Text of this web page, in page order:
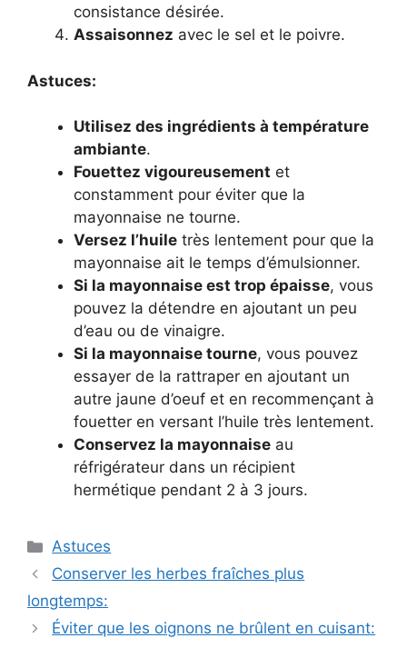
consistance désirée.
Assaisonnez avec le sel et le poivre.
Astuces:
Utilisez des ingrédients à température
ambiante.
Fouettez vigoureusement et
constamment pour éviter que la
mayonnaise ne tourne.
Versez l’huile très lentement pour que la
mayonnaise ait le temps d’émulsionner.
Si la mayonnaise est trop épaisse, vous
pouvez la détendre en ajoutant un peu
d’eau ou de vinaigre.
Si la mayonnaise tourne, vous pouvez
essayer de la rattraper en ajoutant un
autre jaune d’oeuf et en recommençant à
fouetter en versant l’huile très lentement.
Conservez la mayonnaise au
réfrigérateur dans un récipient
hermétique pendant 2 à 3 jours.
Categories
Astuces
Conserver les herbes fraîches plus
longtemps:
Éviter que les oignons ne brûlent en cuisant: